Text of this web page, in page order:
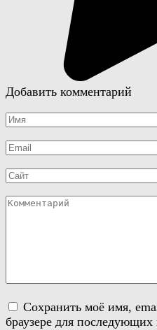
Добавить комментарий
Имя
Email
Сайт
Комментарий
Сохранить моё имя,
браузере для